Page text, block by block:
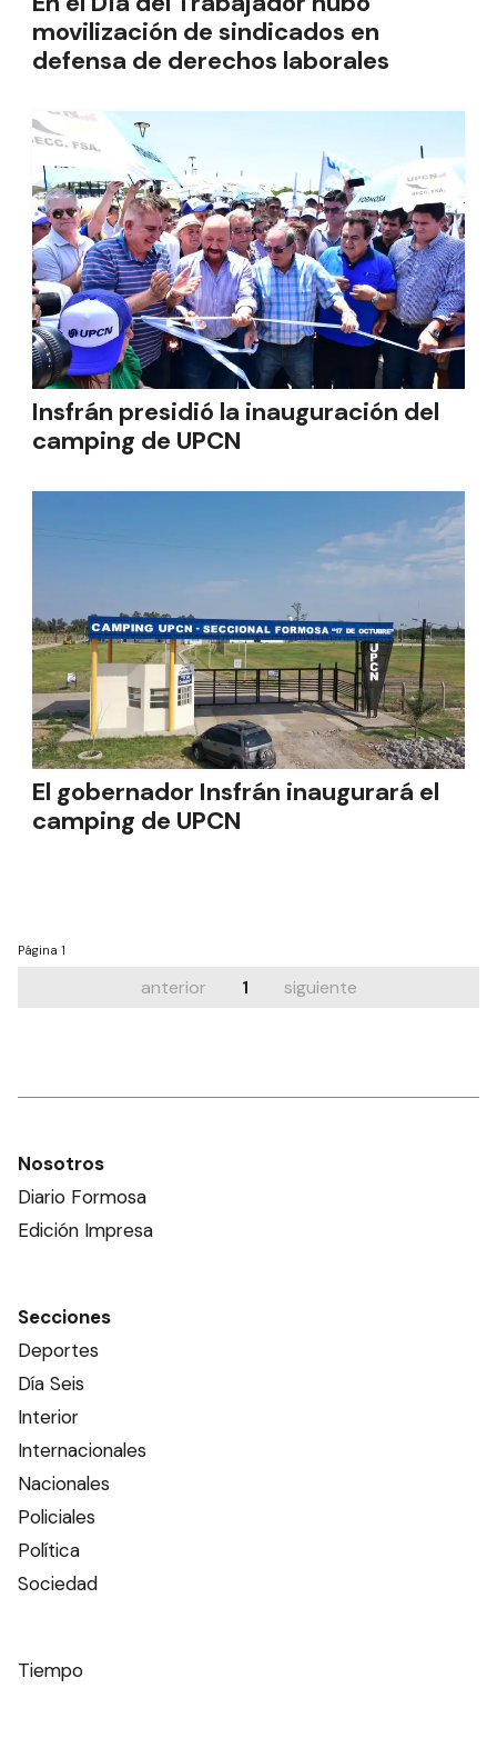
movilización de sindicados en
defensa de derechos laborales
Insfrán presidió la inauguración del
camping de UPCN
El gobernador Insfrán inaugurará el
camping de UPCN
Página 1
anterior 1 siguiente
Nosotros
Diario Formosa
Edición Impresa
Secciones
Deportes
Día Seis
Interior
Internacionales
Nacionales
Policiales
Política
Sociedad
Tiempo